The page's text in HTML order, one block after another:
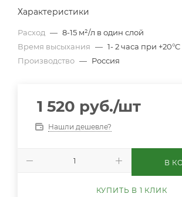
Характеристики
Расход — 8-15 м²/л в один слой
Время высыхания — 1- 2 часа при +20°C
Производство — Россия
1 520 руб./шт
Нашли дешевле?
В
КУПИТЬ В 1 КЛИК